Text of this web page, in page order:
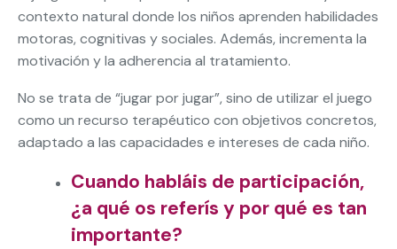
contexto natural donde los niños aprenden habilidades
motoras, cognitivas y sociales. Además, incrementa la
motivación y la adherencia al tratamiento.
No se trata de “jugar por jugar”, sino de utilizar el juego
como un recurso terapéutico con objetivos concretos,
adaptado a las capacidades e intereses de cada niño.
Cuando habláis de participación,
¿a qué os referís y por qué es tan
importante?